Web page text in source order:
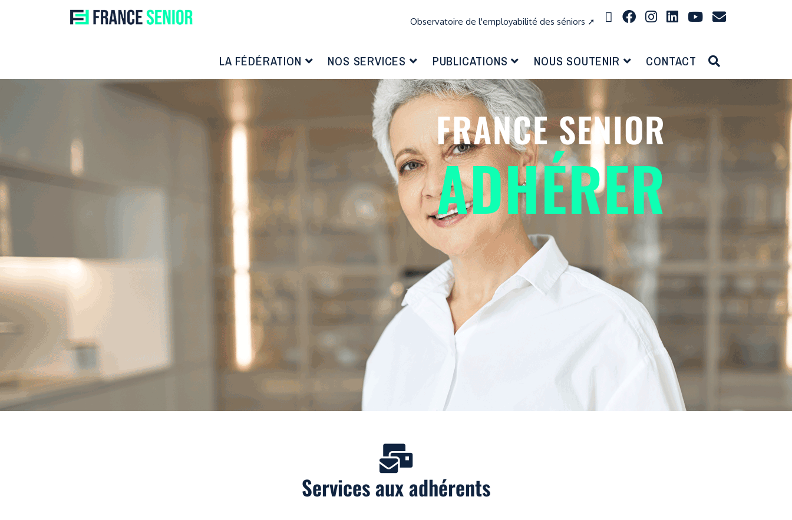
Observatoire de l'employabilité des séniors ➚
LA FÉDÉRATION NOS SERVICES PUBLICATIONS NOUS SOUTENIR CONTACT
FRANCE SENIOR
ADHÉRER
Services aux adhérents